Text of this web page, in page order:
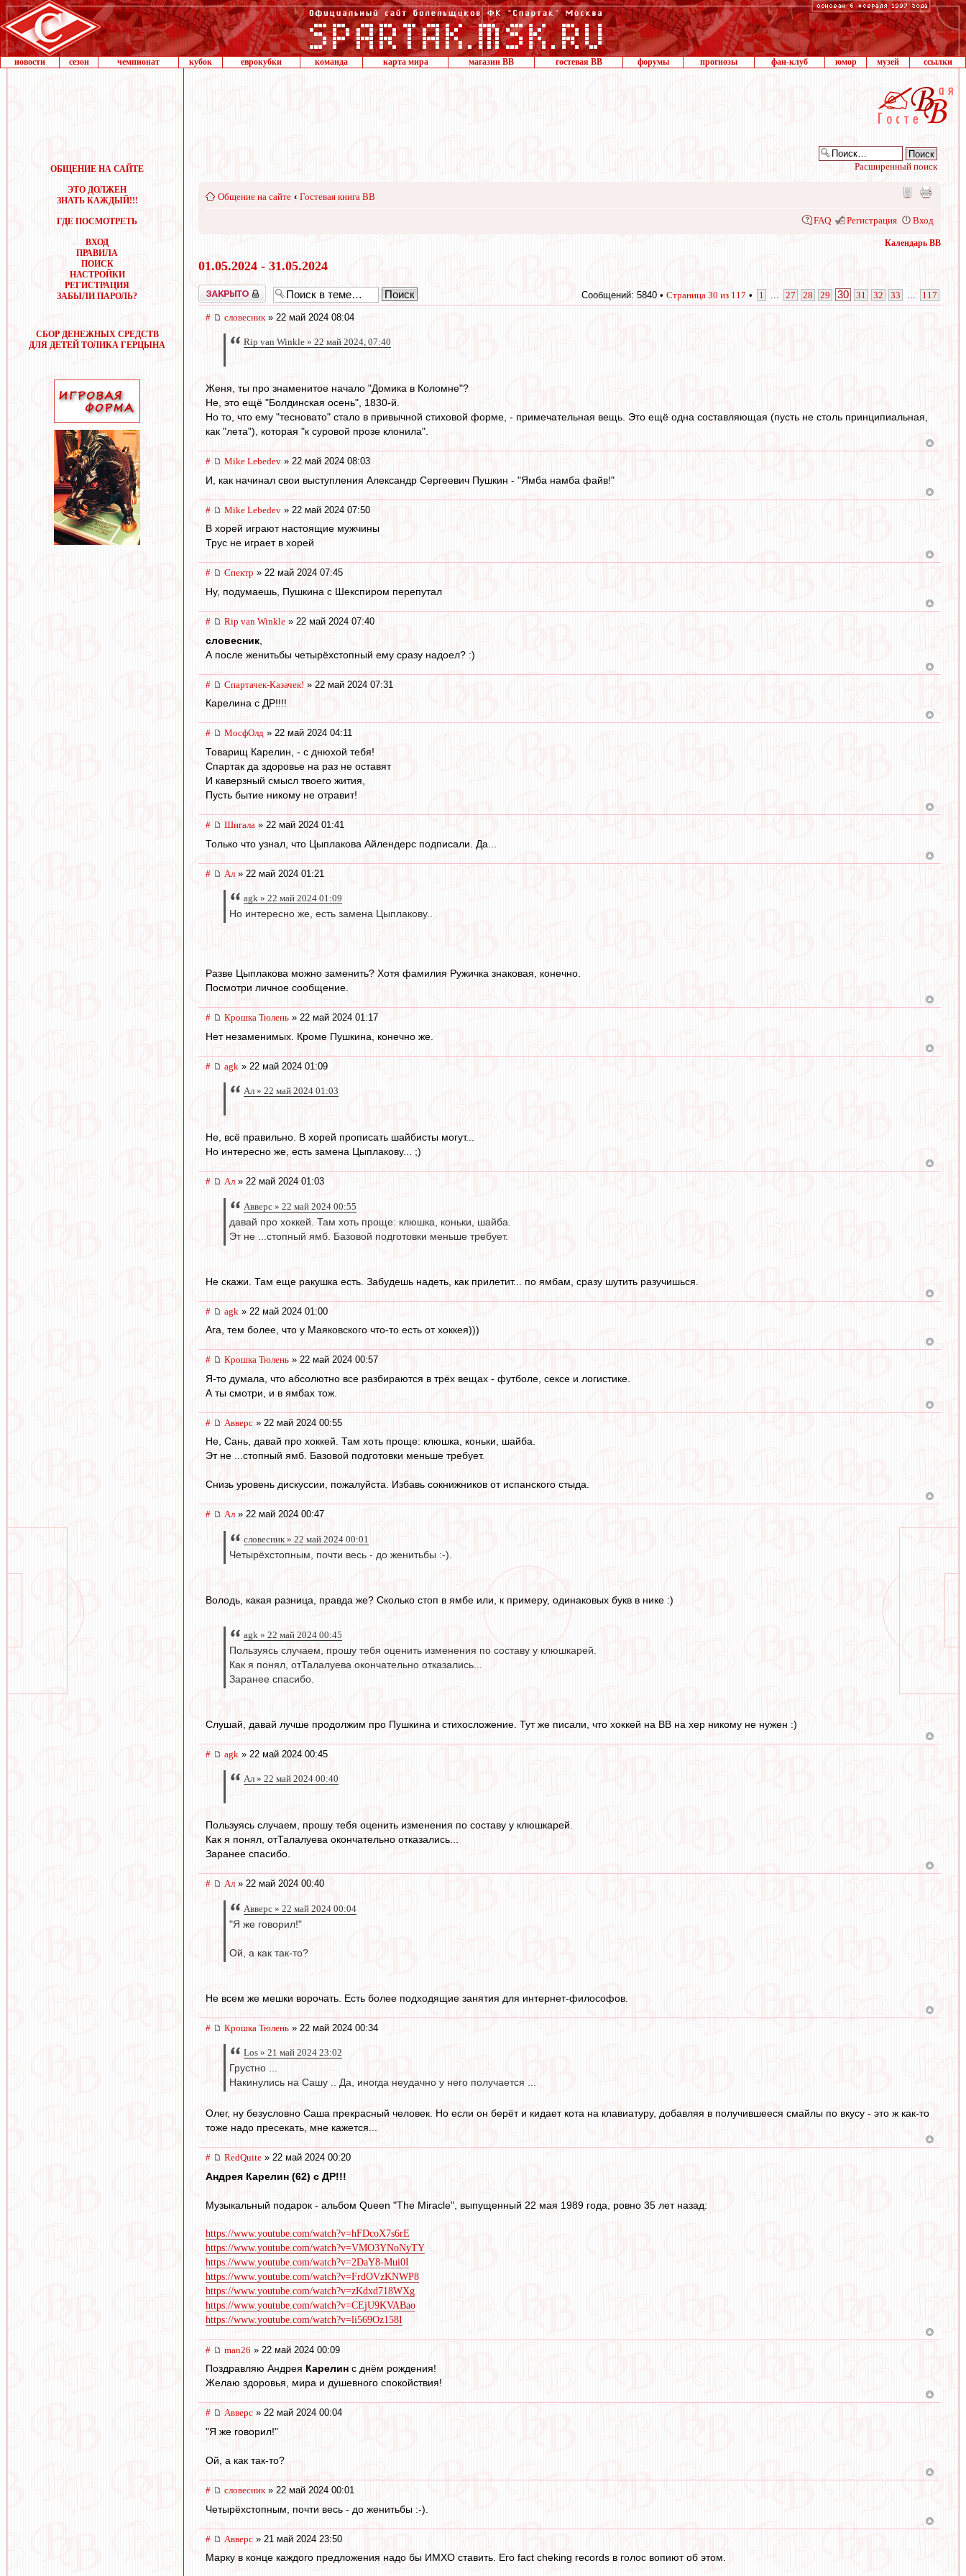
новости сезон чемпионат кубок еврокубки команда карта мира магазин ВВ гостевая ВВ форумы прогнозы фан-клуб юмор музей ссылки
ОБЩЕНИЕ НА САЙТЕ
ЭТО ДОЛЖЕН
ЗНАТЬ КАЖДЫЙ!!!
ГДЕ ПОСМОТРЕТЬ
ВХОД
ПРАВИЛА
ПОИСК
НАСТРОЙКИ
РЕГИСТРАЦИЯ
ЗАБЫЛИ ПАРОЛЬ?
СБОР ДЕНЕЖНЫХ СРЕДСТВ
ДЛЯ ДЕТЕЙ ТОЛИКА ГЕРЦЫНА
Расширенный поиск
Общение на сайте ‹ Гостевая книга ВВ
FAQ Регистрация Вход
Календарь ВВ
01.05.2024 - 31.05.2024
Закрыто Сообщений: 5840 • Страница 30 из 117 • 1 27 28 29 30 31 32 33 117
# словесник » 22 май 2024 08:04
Rip van Winkle » 22 май 2024, 07:40
Женя, ты про знаменитое начало "Домика в Коломне"?
Не, это ещё "Болдинская осень", 1830-й.
Но то, что ему "тесновато" стало в привычной стиховой форме, - примечательная вещь. Это ещё одна составляющая (пусть не столь принципиальная,
как "лета"), которая "к суровой прозе клонила".
# Mike Lebedev » 22 май 2024 08:03
И, как начинал свои выступления Александр Сергеевич Пушкин - "Ямба намба файв!"
# Mike Lebedev » 22 май 2024 07:50
В хорей играют настоящие мужчины
Трус не играет в хорей
# Спектр » 22 май 2024 07:45
Ну, подумаешь, Пушкина с Шекспиром перепутал
# Rip van Winkle » 22 май 2024 07:40
словесник
А после женитьбы четырёхстопный ему сразу надоел? :)
# Спартачек-Казачек! » 22 май 2024 07:31
Карелина с ДР!!!!
# МосфОлд » 22 май 2024 04:11
Товарищ Карелин, - с днюхой тебя!
Спартак да здоровье на раз не оставят
И каверзный смысл твоего жития,
Пусть бытие никому не отравит!
# Шигала » 22 май 2024 01:41
Только что узнал, что Цыплакова Айлендерс подписали. Да...
# Ал » 22 май 2024 01:21
agk » 22 май 2024 01:09
Но интересно же, есть замена Цыплакову..
Разве Цыплакова можно заменить? Хотя фамилия Ружичка знаковая, конечно.
Посмотри личное сообщение.
# Крошка Тюлень » 22 май 2024 01:17
Нет незаменимых. Кроме Пушкина, конечно же.
# agk » 22 май 2024 01:09
Ал » 22 май 2024 01:03
Не, всё правильно. В хорей прописать шайбисты могут...
Но интересно же, есть замена Цыплакову... ;)
# Ал » 22 май 2024 01:03
Авверс » 22 май 2024 00:55
давай про хоккей. Там хоть проще: клюшка, коньки, шайба.
Эт не ...стопный ямб. Базовой подготовки меньше требует.
Не скажи. Там еще ракушка есть. Забудешь надеть, как прилетит... по ямбам, сразу шутить разучишься.
# agk » 22 май 2024 01:00
Ага, тем более, что у Маяковского что-то есть от хоккея)))
# Крошка Тюлень » 22 май 2024 00:57
Я-то думала, что абсолютно все разбираются в трёх вещах - футболе, сексе и логистике.
А ты смотри, и в ямбах тож.
# Авверс » 22 май 2024 00:55
Не, Сань, давай про хоккей. Там хоть проще: клюшка, коньки, шайба.
Эт не ...стопный ямб. Базовой подготовки меньше требует.
Снизь уровень дискуссии, пожалуйста. Избавь сокнижников от испанского стыда.
# Ал » 22 май 2024 00:47
словесник » 22 май 2024 00:01
Четырёхстопным, почти весь - до женитьбы :-).
Володь, какая разница, правда же? Сколько стоп в ямбе или, к примеру, одинаковых букв в нике :)
agk » 22 май 2024 00:45
Пользуясь случаем, прошу тебя оценить изменения по составу у клюшкарей.
Как я понял, отТалалуева окончательно отказались...
Заранее спасибо.
Слушай, давай лучше продолжим про Пушкина и стихосложение. Тут же писали, что хоккей на ВВ на хер никому не нужен :)
# agk » 22 май 2024 00:45
Ал » 22 май 2024 00:40
Пользуясь случаем, прошу тебя оценить изменения по составу у клюшкарей.
Как я понял, отТалалуева окончательно отказались...
Заранее спасибо.
# Ал » 22 май 2024 00:40
Авверс » 22 май 2024 00:04
"Я же говорил!"
Ой, а как так-то?
Не всем же мешки ворочать. Есть более подходящие занятия для интернет-философов.
# Крошка Тюлень » 22 май 2024 00:34
Los » 21 май 2024 23:02
Грустно ...
Накинулись на Сашу .. Да, иногда неудачно у него получается ...
Олег, ну безусловно Саша прекрасный человек. Но если он берёт и кидает кота на клавиатуру, добавляя в получившееся смайлы по вкусу - это ж как-то
тоже надо пресекать, мне кажется...
# RedQuite » 22 май 2024 00:20
Андрея Карелин (62) с ДР!!!
Музыкальный подарок - альбом Queen "The Miracle", выпущенный 22 мая 1989 года, ровно 35 лет назад:
https://www.youtube.com/watch?v=hFDcoX7s6rE
https://www.youtube.com/watch?v=VMO3YNoNyTY
https://www.youtube.com/watch?v=2DaY8-Mui0I
https://www.youtube.com/watch?v=FrdOVzKNWP8
https://www.youtube.com/watch?v=zKdxd718WXg
https://www.youtube.com/watch?v=CEjU9KVABao
https://www.youtube.com/watch?v=li569Oz158I
# man26 » 22 май 2024 00:09
Поздравляю Андрея Карелин с днём рождения!
Желаю здоровья, мира и душевного спокойствия!
# Авверс » 22 май 2024 00:04
"Я же говорил!"
Ой, а как так-то?
# словесник » 22 май 2024 00:01
Четырёхстопным, почти весь - до женитьбы :-).
# Авверс » 21 май 2024 23:50
Марку в конце каждого предложения надо бы ИМХО ставить. Его fact cheking records в голос вопиют об этом.